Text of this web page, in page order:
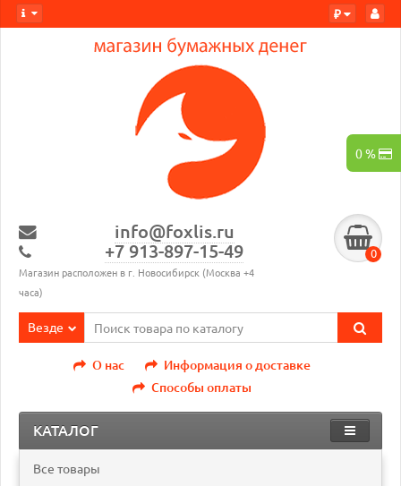
0 %
₽
info@foxlis.ru
+7 913-897-15-49
Магазин расположен в г. Новосибирск (Москва +4
часа)
0
Везде
О нас
Информация о доставке
Способы оплаты
КАТАЛОГ
Все товары